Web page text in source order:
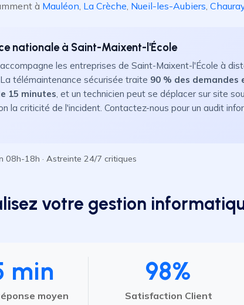
à Mauléon, La Crèche, Nueil-les-Aubiers,
nationale à Saint-Maixent-l'École
les entreprises de Saint-Maixent-l'École à
télémaintenance sécurisée traite 90 % des demandes
15 minutes, et un technicien peut se déplacer sur site
la criticité de l'incident. Contactez-nous pour un audit
08h-18h · Astreinte 24/7 critiques
votre gestion
min
moyen
98%
Satisfaction Client